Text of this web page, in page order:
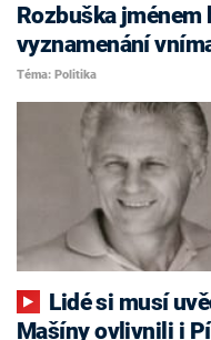
Rozbuška
vyznamenání
Téma: Politika
Mašíny ovlivnili i